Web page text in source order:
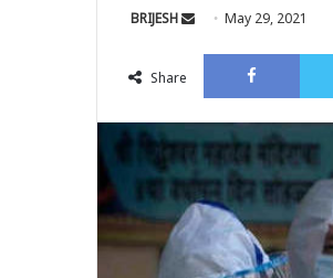
BRIJESH
SendMay 29, 2021
Share